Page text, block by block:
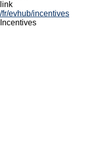
link
/fr/evhub/incentives
Incentives